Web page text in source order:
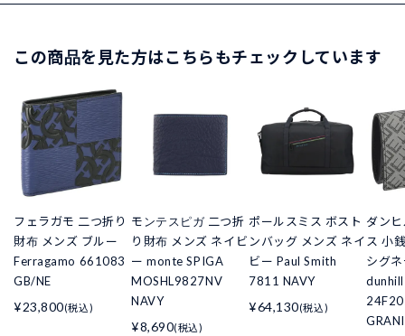
この商品を見た方はこちらもチェックしています
フェラガモ 二つ折り
財布 メンズ ブルー
Ferragamo 661083
GB/NE
¥23,800(税込)
モンテスピガ 二つ折
り財布 メンズ ネイビ
ー monte SPIGA
MOSHL9827NV
NAVY
¥8,690(税込)
ポールスミス ボスト
ンバッグ メンズ ネイ
ビー Paul Smith
7811 NAVY
¥64,130(税込)
ダン
ス 小
シグ
dunhill